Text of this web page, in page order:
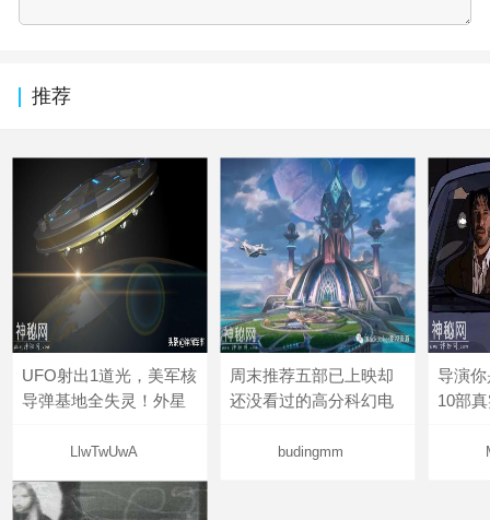
推荐
UFO射出1道光，美军核
导弹基地全失灵！外星
LlwTwUwA
周末推荐五部已上映却
还没看过的高分科幻电
budingmm
导演
10部